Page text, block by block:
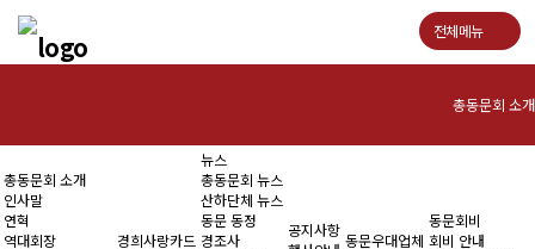
전체메뉴
총동문회 소개
인사말
연혁
총동문회 소개
인사말
연혁
역대회장
경희사랑카드
뉴스
총동문회 뉴스
산하단체 뉴스
동문 동정
경조사
공지사항
동문우대업체
동문회비
회비 안내